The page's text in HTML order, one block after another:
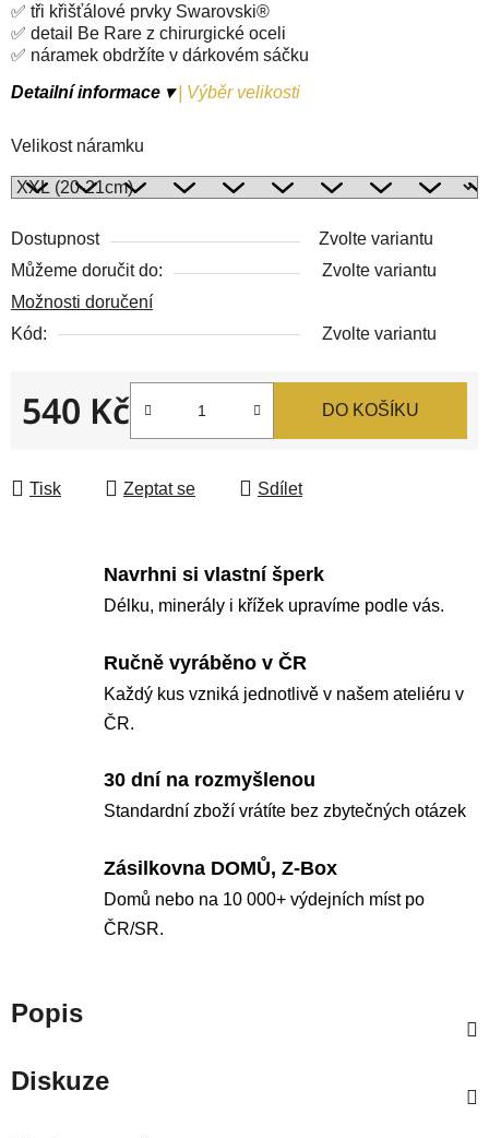
✅ tři křišťálové prvky Swarovski®
✅ detail Be Rare z chirurgické oceli
✅ náramek obdržíte v dárkovém sáčku
Detailní informace ▾
Výběr velikosti
Velikost náramku
Dostupnost
Zvolte variantu
Můžeme doručit do:
Zvolte variantu
Možnosti doručení
Kód:
Zvolte variantu
540 Kč DO KOŠÍKU
Tisk Zeptat se Sdílet
Navrhni si vlastní šperk
Délku, minerály i křížek upravíme podle vás.
Ručně vyráběno v ČR
Každý kus vzniká jednotlivě v našem ateliéru v
ČR.
30 dní na rozmyšlenou
Standardní zboží vrátíte bez zbytečných otázek
Zásilkovna DOMŮ, Z-Box
Domů nebo na 10 000+ výdejních míst po
ČR/SR.
Popis
Diskuze